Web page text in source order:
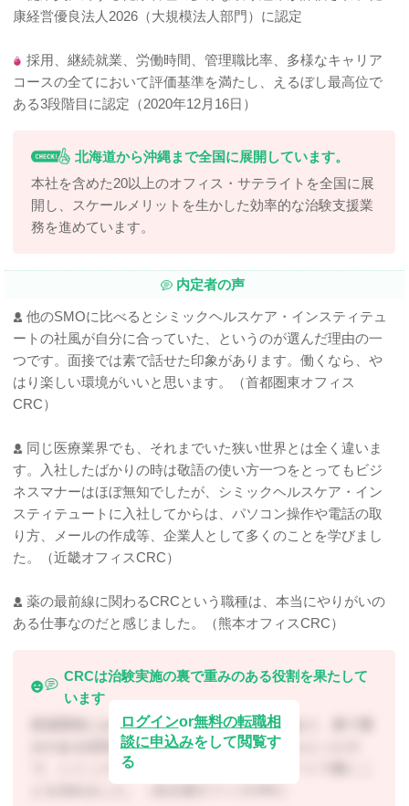
康経営優良法⼈2026（⼤規模法⼈部⾨）に認定
採用、継続就業、労働時間、管理職比率、多様なキャリア
コースの全てにおいて評価基準を満たし、えるぼし最高位で
ある3段階目に認定（2020年12月16日）
北海道から沖縄まで全国に展開しています。
本社を含めた20以上のオフィス・サテライトを全国に展
開し、スケールメリットを生かした効率的な治験支援業
務を進めています。
内定者の声
他のSMOに比べるとシミックヘルスケア・インスティテュ
ートの社風が自分に合っていた、というのが選んだ理由の一
つです。面接では素で話せた印象があります。働くなら、や
はり楽しい環境がいいと思います。（首都圏東オフィス
CRC）
同じ医療業界でも、それまでいた狭い世界とは全く違いま
す。入社したばかりの時は敬語の使い方一つをとってもビジ
ネスマナーはほぼ無知でしたが、シミックヘルスケア・イン
スティテュートに入社してからは、パソコン操作や電話の取
り方、メールの作成等、企業人として多くのことを学びまし
た。（近畿オフィスCRC）
薬の最前線に関わるCRCという職種は、本当にやりがいの
ある仕事なのだと感じました。（熊本オフィスCRC）
CRCは治験実施の裏で重みのある役割を果たして
います
新薬開発において「治験」がとても重要であり、裏で重
みのある役割を果たしていることを教えてもらったの
で、シミックヘルスケア・インスティテュートで働くこ
ログインor無料の転職相
談に申込みをして閲覧す
る